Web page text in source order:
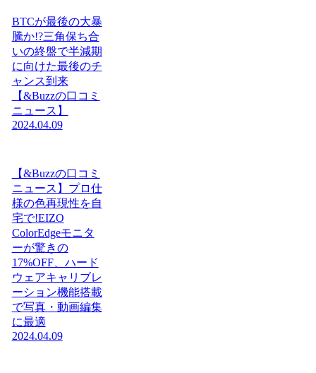
BTCが最後の大暴
騰か!?三角保ち合
いの終盤で半減期
に向けた最後のチ
ャンス到来
【&Buzzの口コミ
ニュース】
2024.04.09
【&Buzzの口コミ
ニュース】プロ仕
様の色再現性を自
宅で!EIZO
ColorEdgeモニタ
ーが驚きの
17%OFF、ハード
ウェアキャリブレ
ーション機能搭載
で写真・動画編集
に最適
2024.04.09